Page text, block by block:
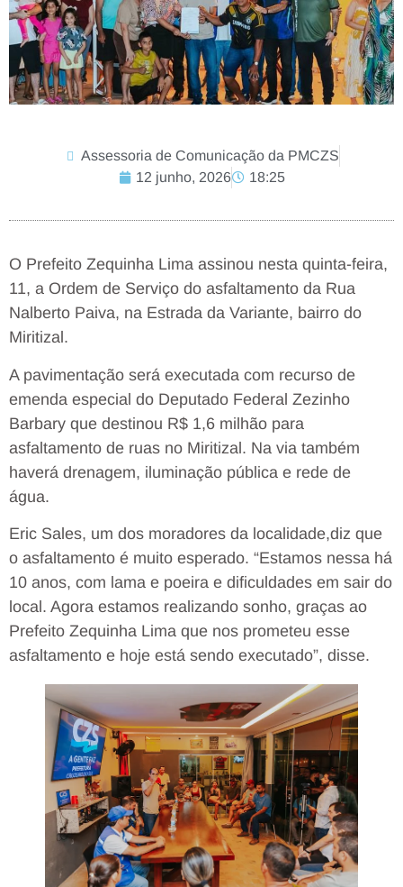
Assessoria de Comunicação da PMCZS
12 junho, 2026
18:25
O Prefeito Zequinha Lima assinou nesta quinta-feira,
11, a Ordem de Serviço do asfaltamento da Rua
Nalberto Paiva, na Estrada da Variante, bairro do
Miritizal.
A pavimentação será executada com recurso de
emenda especial do Deputado Federal Zezinho
Barbary que destinou R$ 1,6 milhão para
asfaltamento de ruas no Miritizal. Na via também
haverá drenagem, iluminação pública e rede de
água.
Eric Sales, um dos moradores da localidade,diz que
o asfaltamento é muito esperado. “Estamos nessa há
10 anos, com lama e poeira e dificuldades em sair do
local. Agora estamos realizando sonho, graças ao
Prefeito Zequinha Lima que nos prometeu esse
asfaltamento e hoje está sendo executado”, disse.